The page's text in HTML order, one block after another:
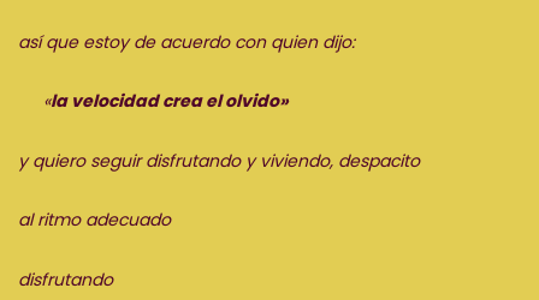
así que estoyde acuerdo con quien dijo:
«la velocidad crea el olvido»
y quiero seguirdisfrutando y viviendo, despacito
al ritmo adecuado
disfrutando